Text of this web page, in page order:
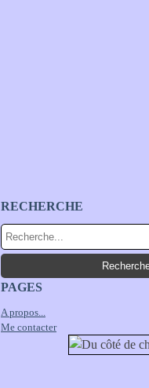
RECHERCHE
PAGES
A propos...
Me contacter